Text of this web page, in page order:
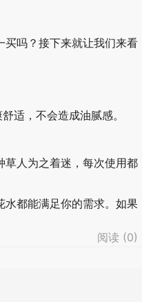
吗？接下来就让我们来看
适，不会造成油腻感。
人为之着迷，每次使用都
都能满足你的需求。如果
阅读 (0)